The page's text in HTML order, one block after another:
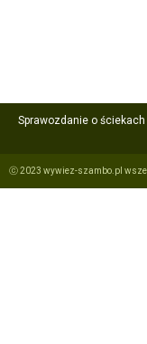
Sprawozdanie o
ⓒ 2023 wywiez-szambo.pl